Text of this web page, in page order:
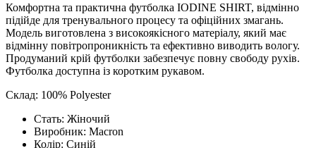
Комфортна та практична футболка IODINE SHIRT, відмінно
підійде для тренувального процесу та офіційних змагань.
Модель виготовлена з високоякісного матеріалу, який має
відмінну повітропроникність та ефективно виводить вологу.
Продуманий крій футболки забезпечує повну свободу рухів.
Футболка доступна із коротким рукавом.
Склад: 100% Polyester
Стать: Жіночий
Виробник: Macron
Колір: Синій